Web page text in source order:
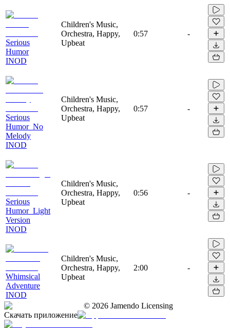
Serious
Humor
INOD
Children's Music,
Orchestra, Happy,
Upbeat
0:57 -
Serious
Humor_No
Melody
INOD
Children's Music,
Orchestra, Happy,
Upbeat
0:57 -
Serious
Humor_Light
Version
INOD
Children's Music,
Orchestra, Happy,
Upbeat
0:56 -
Whimsical
Adventure
INOD
Children's Music,
Orchestra, Happy,
Upbeat
2:00 -
© 2026 Jamendo Licensing
Скачать приложение